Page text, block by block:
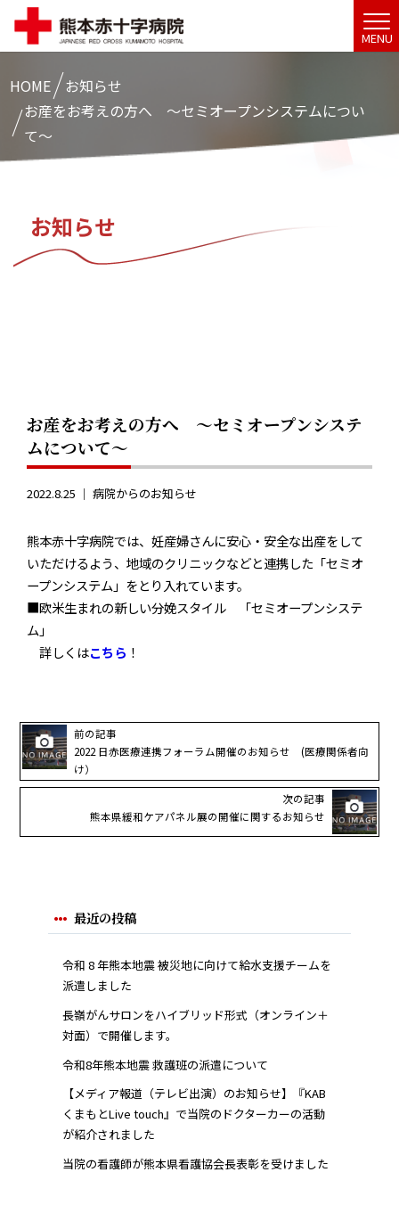
MENU
HOME
お知らせ
お産をお考えの方へ 〜セミオープンシステムについ
て〜
お知らせ
お産をお考えの方へ 〜セミオープンシステ
ムについて〜
2022.8.25 ｜病院からのお知らせ
熊本赤十字病院では、妊産婦さんに安心・安全な出産をして
いただけるよう、地域のクリニックなどと連携した「セミオ
ープンシステム」をとり入れています。
■欧米生まれの新しい分娩スタイル 「セミオープンシステ
ム」
詳しくはこちら ！
前の記事
2022 日赤医療連携フォーラム開催のお知らせ (医療関係者向
け）
次の記事
熊本県緩和ケアパネル展の開催に関するお知らせ
最近の投稿
令和 8 年熊本地震 被災地に向けて給水支援チームを
派遣しました
長嶺がんサロンをハイブリッド形式（オンライン＋
対面）で開催します。
令和8年熊本地震 救護班の派遣について
【メディア報道（テレビ出演）のお知らせ】『KAB
くまもとLive touch』で当院のドクターカーの活動
が紹介されました
当院の看護師が熊本県看護協会長表彰を受けました